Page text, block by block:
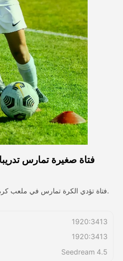
شاهد جميع
فتاة صغيرة تمارس
فتاة تؤدي الكرة تمارس في ملعب كرة قدم أخضر ، والشمس مشرقة.
1920:3413
1920:3413
Seedream 4.5